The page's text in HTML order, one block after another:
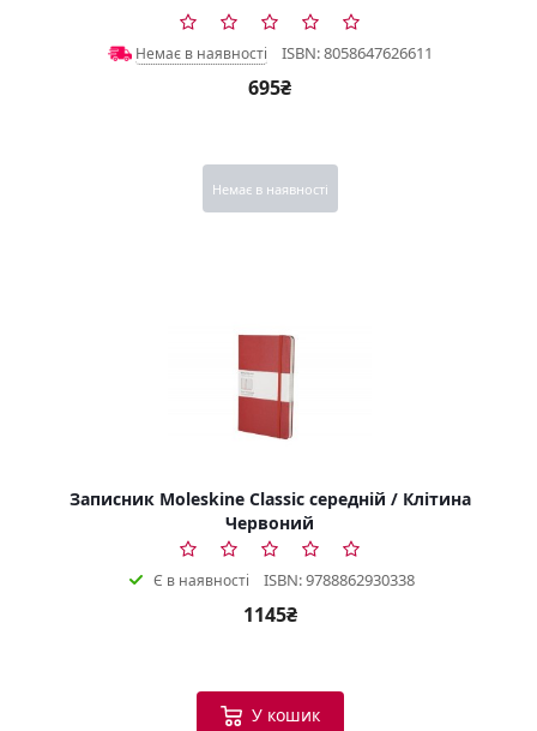
Немає в наявності ISBN: 8058647626611
695₴
Немає в наявності
Записник Moleskine Classic середній / Клітина
Червоний
Є в наявності ISBN: 9788862930338
1145₴
У кошик